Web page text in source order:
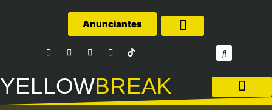
Anunciantes
YELLOWBREAK